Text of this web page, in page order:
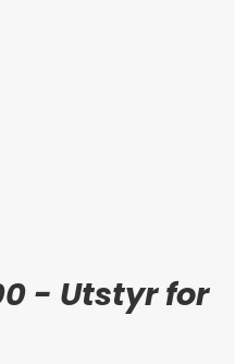
- Utstyr for